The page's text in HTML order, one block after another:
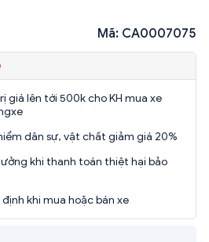
Mã: CA0007075
giá lên tới 500k cho KH mua xe
dân sự, vật chất giảm giá 20%
khi thanh toán thiệt hại bảo
khi mua hoặc bán xe